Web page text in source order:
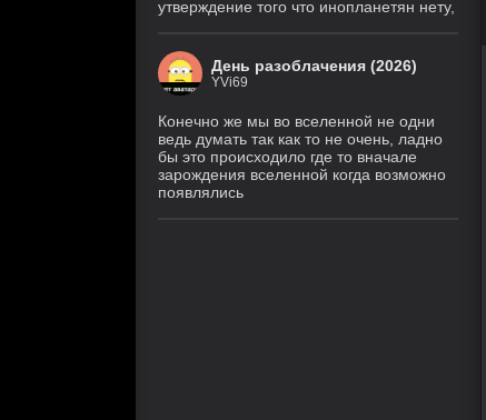
утверждение того что инопланетян нету,
День разоблачения (2026)
YVi69
Конечно же мы во вселенной не одни
ведь думать так как то не очень, ладно
бы это происходило где то вначале
зарождения вселенной когда возможно
появлялись